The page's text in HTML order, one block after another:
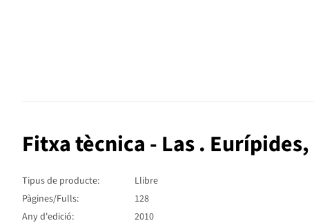
Fitxa tècnica - Las .
Tipus de producte:
Llibre
Pàgines/Fulls:
128
Any d'edició:
2010